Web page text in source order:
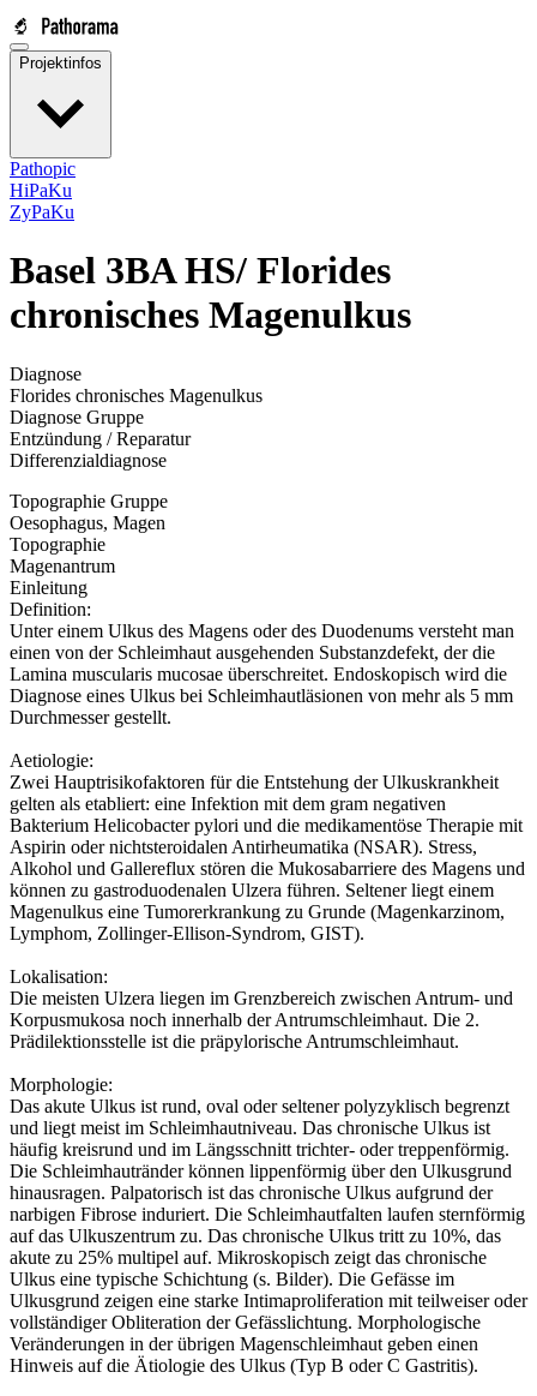
Projektinfos
Pathopic
HiPaKu
ZyPaKu
Basel 3BA HS/ Florides
chronisches Magenulkus
Diagnose
Florides chronisches Magenulkus
Diagnose Gruppe
Entzündung / Reparatur
Differenzialdiagnose
Topographie Gruppe
Oesophagus, Magen
Topographie
Magenantrum
Einleitung
Definition:
Unter einem Ulkus des Magens oder des Duodenums versteht man
einen von der Schleimhaut ausgehenden Substanzdefekt, der die
Lamina muscularis mucosae überschreitet. Endoskopisch wird die
Diagnose eines Ulkus bei Schleimhautläsionen von mehr als 5 mm
Durchmesser gestellt.
Aetiologie:
Zwei Hauptrisikofaktoren für die Entstehung der Ulkuskrankheit
gelten als etabliert: eine Infektion mit dem gram negativen
Bakterium Helicobacter pylori und die medikamentöse Therapie mit
Aspirin oder nichtsteroidalen Antirheumatika (NSAR). Stress,
Alkohol und Gallereflux stören die Mukosabarriere des Magens und
können zu gastroduodenalen Ulzera führen. Seltener liegt einem
Magenulkus eine Tumorerkrankung zu Grunde (Magenkarzinom,
Lymphom, Zollinger-Ellison-Syndrom, GIST).
Lokalisation:
Die meisten Ulzera liegen im Grenzbereich zwischen Antrum- und
Korpusmukosa noch innerhalb der Antrumschleimhaut. Die 2.
Prädilektionsstelle ist die präpylorische Antrumschleimhaut.
Morphologie:
Das akute Ulkus ist rund, oval oder seltener polyzyklisch begrenzt
und liegt meist im Schleimhautniveau. Das chronische Ulkus ist
häufig kreisrund und im Längsschnitt trichter- oder treppenförmig.
Die Schleimhautränder können lippenförmig über den Ulkusgrund
hinausragen. Palpatorisch ist das chronische Ulkus aufgrund der
narbigen Fibrose induriert. Die Schleimhautfalten laufen sternförmig
auf das Ulkuszentrum zu. Das chronische Ulkus tritt zu 10%, das
akute zu 25% multipel auf. Mikroskopisch zeigt das chronische
Ulkus eine typische Schichtung (s. Bilder). Die Gefässe im
Ulkusgrund zeigen eine starke Intimaproliferation mit teilweiser oder
vollständiger Obliteration der Gefässlichtung. Morphologische
Veränderungen in der übrigen Magenschleimhaut geben einen
Hinweis auf die Ätiologie des Ulkus (Typ B oder C Gastritis).